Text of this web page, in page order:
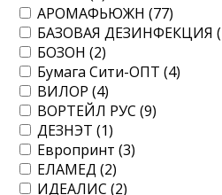
АРОМАФЬЮЖН (77)
БАЗОВАЯ ДЕЗИНФЕКЦИЯ (
БОЗОН (2)
Бумага Сити-ОПТ (4)
ВИЛОР (4)
ВОРТЕЙЛ РУС (9)
ДЕЗНЭТ (1)
Европринт (3)
ЕЛАМЕД (2)
ИДЕАЛИС (2)